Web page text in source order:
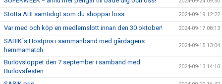
Stötta ABI samtidigt som du shoppar loss.. 2024-09-19 12:22
Var med och köp en medlemslott innan den 30 oktober! 2024-09-17 08:13
SABIK´s Höstpris i sammanband med gårdagens
hemmamatch
2024-09-15 13:04
Burlövsloppet den 7 september i samband med
Burlövsfesten
2024-09-13 14:10